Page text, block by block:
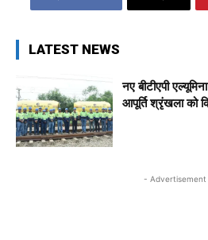
LATEST NEWS
नए बीटीएपी
आपूर्ति श्रृंखला को
- Advertisement